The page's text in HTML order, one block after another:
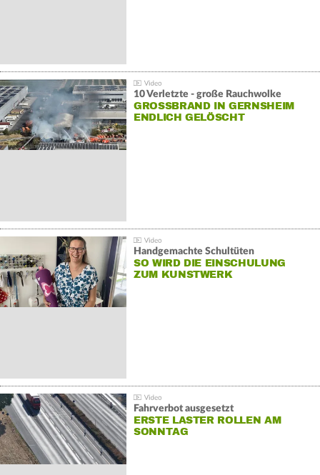
10 Verletzte - große Rauchwolke
GROSSBRAND IN GERNSHEIM E
NDLICH GELÖSCHT
Handgemachte Schultüten
SO WIRD DIE EINSCHULUNG
ZUM KUNSTWERK
Fahrverbot ausgesetzt
ERSTE LASTER ROLLEN AM
SONNTAG